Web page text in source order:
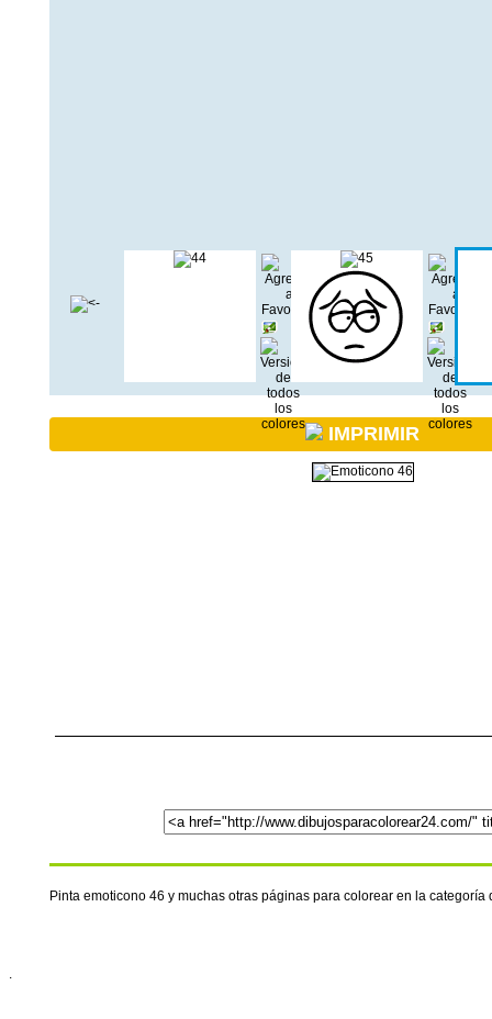
IMPRIMIR
Pinta emoticono 46 y muchas otras páginas para colorear en la
.